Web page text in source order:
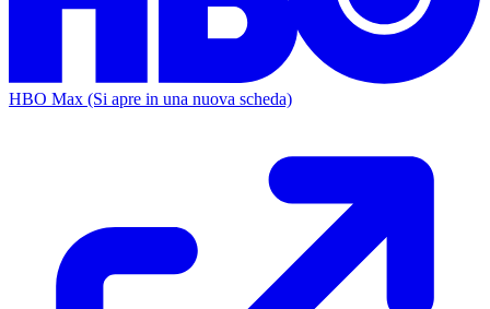
HBO Max (Si apre in una nuova scheda)